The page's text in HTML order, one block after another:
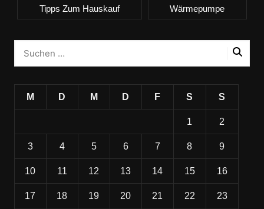
Tipps Zum Hauskauf Wärmepumpe
M D M D F S S
1 2
3 4 5 6 7 8 9
10 11 12 13 14 15 16
17 18 19 20 21 22 23